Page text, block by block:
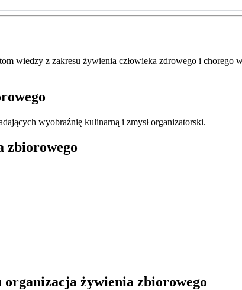
wiedzy z zakresu żywienia człowieka zdrowego i
wyobraźnię kulinarną i zmysł organizatorski.
zbiorowego
żywienia zbiorowego